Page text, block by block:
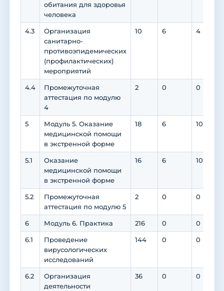
обитания для здоровья
человека
4.3
Организация
санитарно-
противоэпидемических
(профилактических)
мероприятий
10 6 4
4.4
Промежуточная
аттестация по модулю
4
2 0 0
5
Модуль 5. Оказание
медицинской помощи
в экстренной форме
18 6 10
5.1
Оказание
медицинской помощи
в экстренной форме
16 6 10
5.2
Промежуточная
аттестация по модулю 5
2 0 0
6 Модуль 6. Практика 216 0 0
6.1
Проведение
вирусологических
исследований
144 0 0
6.2
Организация
деятельности
36 0 0